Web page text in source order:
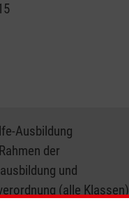
Ausbildung
der
und
(alle Klassen)